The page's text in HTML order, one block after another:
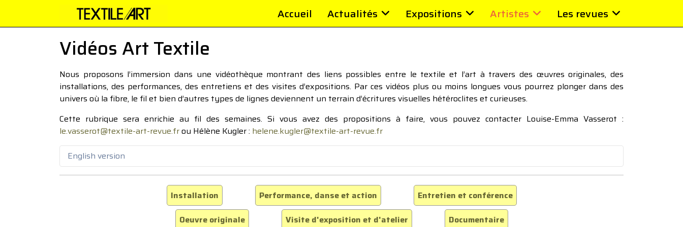
Accueil Actualités Expositions Artistes Les revues
Vidéos Art Textile
Nous proposons l’immersion dans une vidéothèque montrant des liens possibles entre le textile et l’art à travers des œuvres originales, des
installations, des performances, des entretiens et des visites d’expositions. Par ces vidéos plus ou moins longues vous pourrez plonger dans des
univers où la fibre, le fil et bien d’autres types de lignes deviennent un terrain d’écritures visuelles hétéroclites et curieuses.
Cette rubrique sera enrichie au fil des semaines. Si vous avez des propositions à faire, vous pouvez contacter Louise-Emma Vasserot :
le.vasserot@textile-art-revue.frou Hélène Kugler : helene.kugler@textile-art-revue.fr
English version
Installation Performance, danse et action
Entretien et conférence
Oeuvre originale
Visite d'exposition et d'atelier Documentaire